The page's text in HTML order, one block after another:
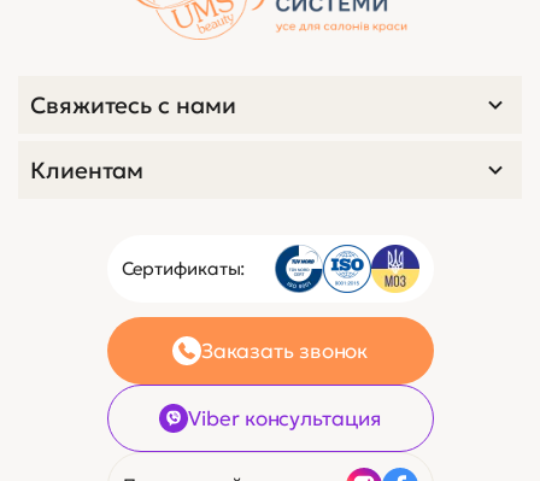
Сертификаты:
Заказать звонок
Viber консультация
Свяжитесь с нами
Клиентам